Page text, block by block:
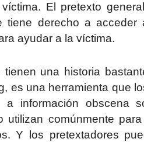
El pretexto
tiene derecho a
ayudar a la víctima.
tienen una historia
es una herramienta que
a información obscena
utilizan comúnmente
Y los pretextadores